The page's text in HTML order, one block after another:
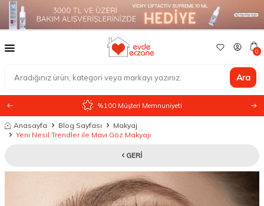
Ara
0
%100 Müşteri Memnuniyeti
Anasayfa Blog Sayfası
Makyaj
Yeni Nesil Trendler ile Mavi Göz Makyajı
GERI